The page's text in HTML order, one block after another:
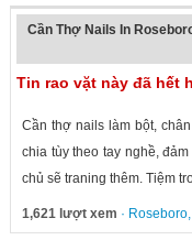
Cần Thợ Nails In
Tin rao vặt này đã hết
Cần thợ nails làm bột,
chia tùy theo tay nghề,
chủ sẽ traning thêm. Tiệm
1,621 lượt xem · Roseboro,